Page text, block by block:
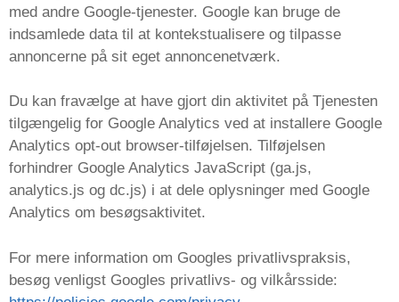
med andre Google-tjenester. Google kan bruge de
indsamlede data til at kontekstualisere og tilpasse
annoncerne på sit eget annoncenetværk.
Du kan fravælge at have gjort din aktivitet på Tjenesten
tilgængelig for Google Analytics ved at installere Google
Analytics opt-out browser-tilføjelsen. Tilføjelsen
forhindrer Google Analytics JavaScript (ga.js,
analytics.js og dc.js) i at dele oplysninger med Google
Analytics om besøgsaktivitet.
For mere information om Googles privatlivspraksis,
besøg venligst Googles privatlivs- og vilkårsside: